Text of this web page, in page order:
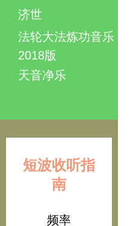
济世
法轮大法炼功音乐
2018版
天音净乐
短波收听指
南
频率